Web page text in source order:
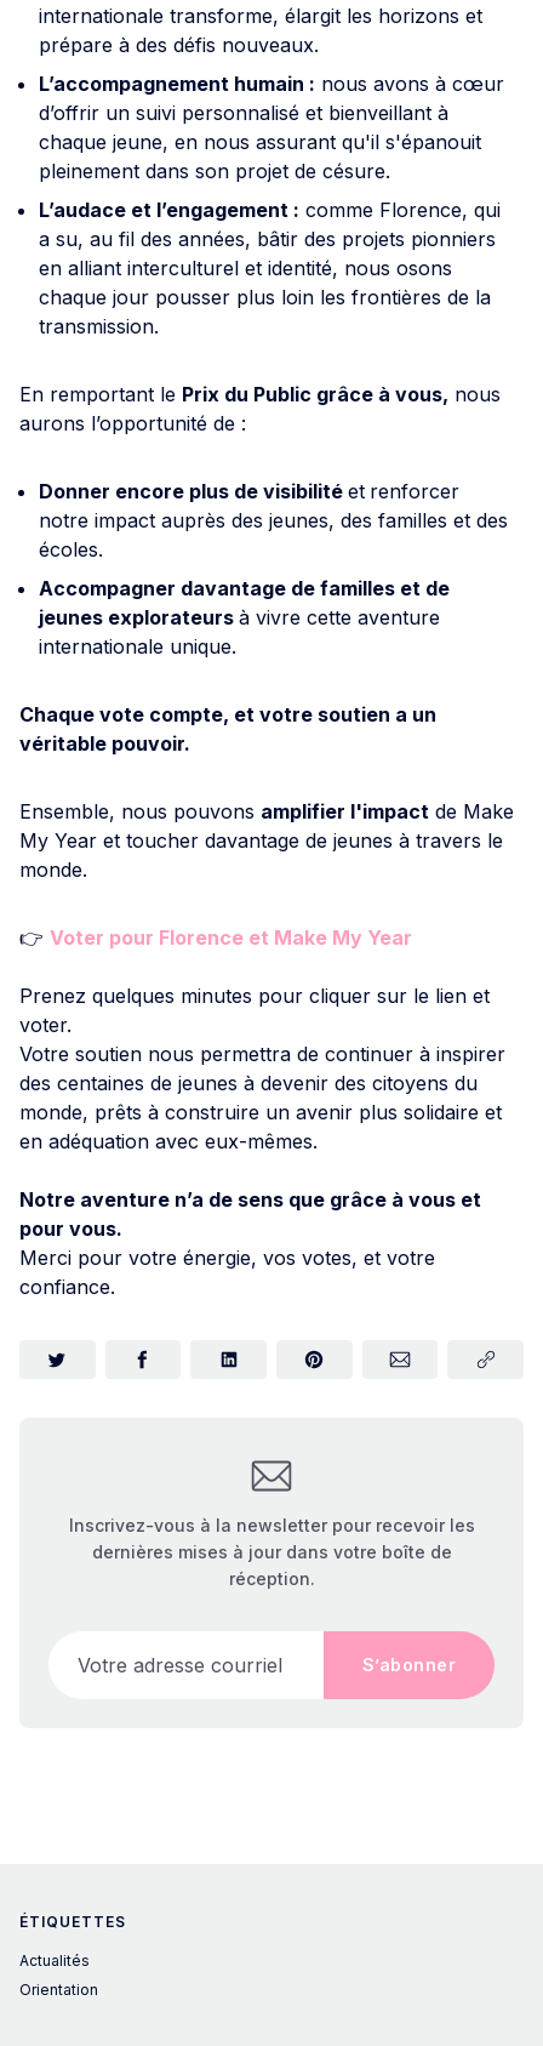
internationale transforme, élargit les horizons et
prépare à des défis nouveaux.
L’accompagnement humain : nous avons à cœur
d’offrir un suivi personnalisé et bienveillant à
chaque jeune, en nous assurant qu'il s'épanouit
pleinement dans son projet de césure.
L’audace et l’engagement : comme Florence, qui
a su, au fil des années, bâtir des projets pionniers
en alliant interculturel et identité, nous osons
chaque jour pousser plus loin les frontières de la
transmission.
En remportant le Prix du Public grâce à vous, nous
aurons l’opportunité de :
Donner encore plus de visibilité et renforcer
notre impact auprès des jeunes, des familles et des
écoles.
Accompagner davantage de familles et de
jeunes explorateurs à vivre cette aventure
internationale unique.
Chaque vote compte, et votre soutien a un
véritable pouvoir.
Ensemble, nous pouvons amplifier l'impact de Make
My Year et toucher davantage de jeunes à travers le
monde.
👉 Voter pour Florence et Make My Year
Prenez quelques minutes pour cliquer sur le lien et
voter.
Votre soutien nous permettra de continuer à inspirer
des centaines de jeunes à devenir des citoyens du
monde, prêts à construire un avenir plus solidaire et
en adéquation avec eux-mêmes.
Notre aventure n’a de sens que grâce à vous et
pour vous.
Merci pour votre énergie, vos votes, et votre
confiance.
Inscrivez-vous à la newsletter pour recevoir les
dernières mises à jour dans votre boîte de
réception.
S’abonner
ÉTIQUETTES
Actualités
Orientation